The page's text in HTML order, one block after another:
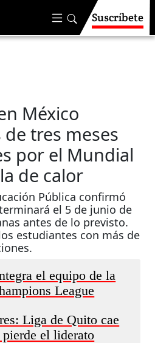
Suscríbete
México
tres meses
por el Mundial
de calor
Pública confirmó
el 5 de junio de
antes de lo previsto.
estudiantes con más de
el equipo de la
League
Liga de Quito cae
el liderato